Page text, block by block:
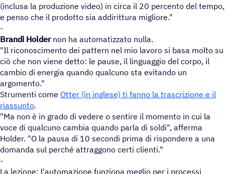
(inclusa la produzione video) in circa il 20 percento del tempo,
e penso che il prodotto sia addirittura migliore."
-
Brandi Holdernon ha automatizzato nulla.
"Il riconoscimento dei pattern nel mio lavoro si basa molto su
ciò che non viene detto: le pause, il linguaggio del corpo, il
cambio di energia quando qualcuno sta evitando un
argomento."
Strumenti come Otter (in inglese) ti fanno la trascrizione e il
riassunto.
"Ma non è in grado di vedere o sentire il momento in cui la
voce di qualcuno cambia quando parla di soldi", afferma
Holder. "O la pausa di 10 secondi prima di rispondere a una
domanda sul perché attraggono certi clienti."
-
La lezione: l'automazione funziona meglio per i processi